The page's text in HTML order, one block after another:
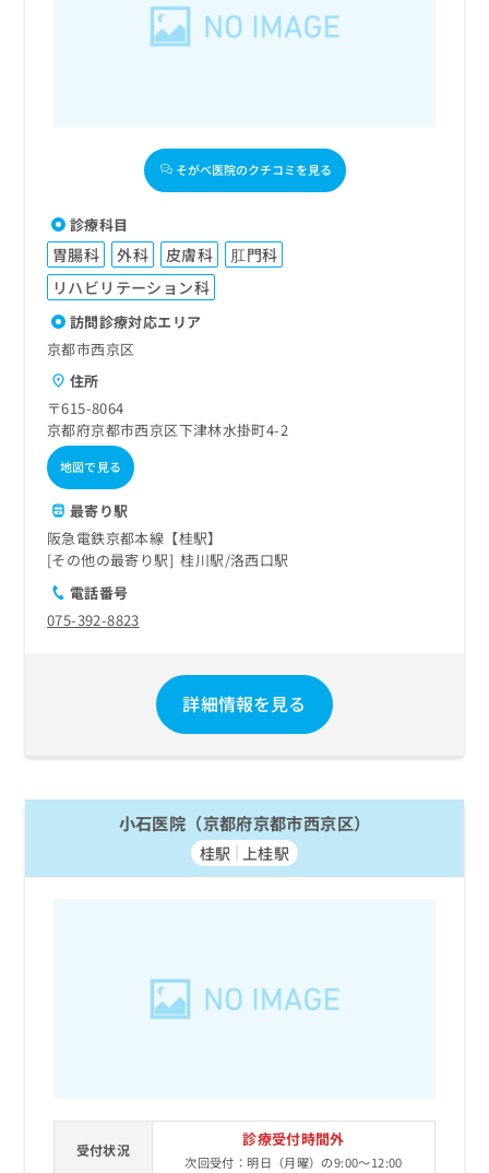
そがべ医院のクチコミを見る
診療科目
胃腸科 外科 皮膚科
肛門科
リハビリテーション科
訪問診療対応エリア
京都市西京区
住所
〒615-8064
京都府京都市西京区下津林水掛町4-2
地図で見る
最寄り駅
阪急電鉄京都本線【桂駅】
その他の最寄り駅
桂川駅 洛西口駅
電話番号
075-392-8823
詳細情報を見る
小石医院（京都府京都市西京区）
桂駅 上桂駅
受付状況
診療受付時間外
次回受付：明日（月曜）の9:00～12:00